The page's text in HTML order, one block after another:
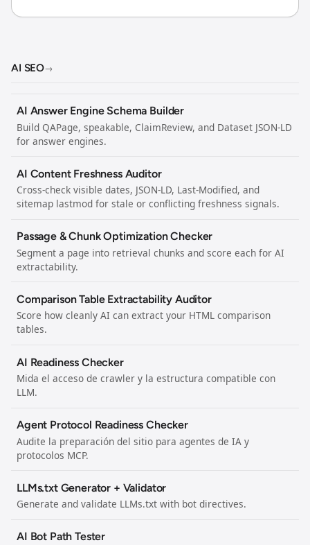
Extensión Chrome
Alternativas de herramientas
Explore las páginas de comparación de herramientas populares
Blog
Escrito desde PageChecks sobre visibilidad técnica SEO, AI y
AI SEO→
AI Answer Engine Schema Builder
Build QAPage, speakable, ClaimReview, and Dataset JSON-LD
for answer engines.
AI Content Freshness Auditor
Cross-check visible dates, JSON-LD, Last-Modified, and
sitemap lastmod for stale or conflicting freshness signals.
Passage & Chunk Optimization Checker
Segment a page into retrieval chunks and score each for AI
extractability.
Comparison Table Extractability Auditor
Score how cleanly AI can extract your HTML comparison
tables.
AI Readiness Checker
Mida el acceso de crawler y la estructura compatible con
LLM.
Agent Protocol Readiness Checker
Audite la preparación del sitio para agentes de IA y
protocolos MCP.
LLMs.txt Generator + Validator
Generate and validate LLMs.txt with bot directives.
AI Bot Path Tester